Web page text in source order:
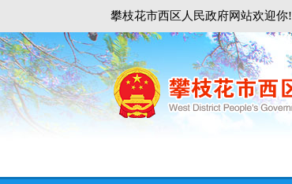
攀枝花市西区人民政府网站欢迎你!